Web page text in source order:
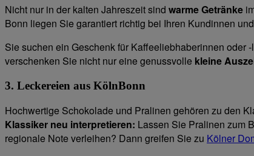
Nicht nur in der kalten Jahreszeit sind warme Getränke
Bonn liegen Sie garantiert richtig bei Ihren Kundinnen
Sie suchen ein Geschenk für Kaffeeliebhaberinnen oder
verschenken Sie nicht nur eine genussvolle kleine
3. Leckereien aus KölnBonn
Hochwertige Schokolade und Pralinen gehören zu den
Klassiker neu interpretieren: Lassen Sie Pralinen zum
regionale Note verleihen? Dann greifen Sie zu Kölner